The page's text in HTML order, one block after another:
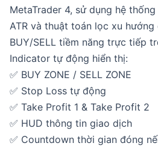
MetaTrader 4, sử dụng hệ
ATR và thuật toán lọc xu
BUY/SELL tiềm năng trực tiếp
Indicator tự động hiển thị:
✅ BUY ZONE / SELL ZONE
✅ Stop Loss tự động
✅ Take Profit 1 & Take Profit 2
✅ HUD thông tin giao dịch
✅ Countdown thời gian đóng